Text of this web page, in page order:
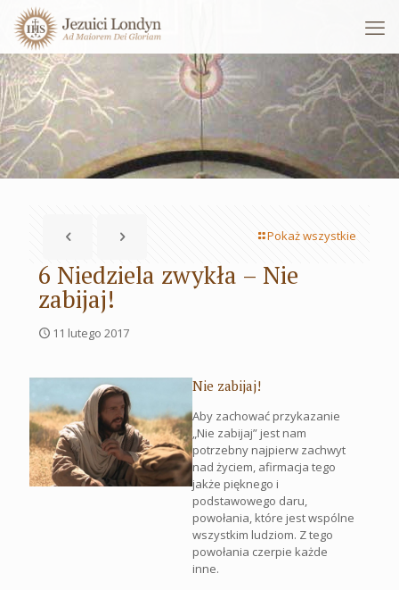
Pokaż wszystkie
6 Niedziela zwykła – Nie
zabijaj!
11 lutego 2017
Nie zabijaj!
Aby zachować przykazanie
„Nie zabijaj” jest nam
potrzebny najpierw zachwyt
nad życiem, afirmacja tego
jakże pięknego i
podstawowego daru,
powołania, które jest wspólne
wszystkim ludziom. Z tego
powołania czerpie każde
inne.